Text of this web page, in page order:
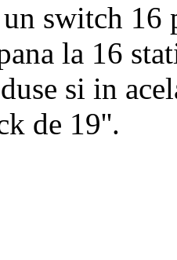
un switch
la 16
si in
de 19''.